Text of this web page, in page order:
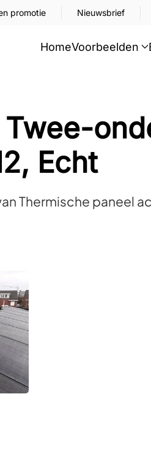
promotie Nieuwsbrief
HomeVoorbeelden
Twee-
Echt
Thermische paneel